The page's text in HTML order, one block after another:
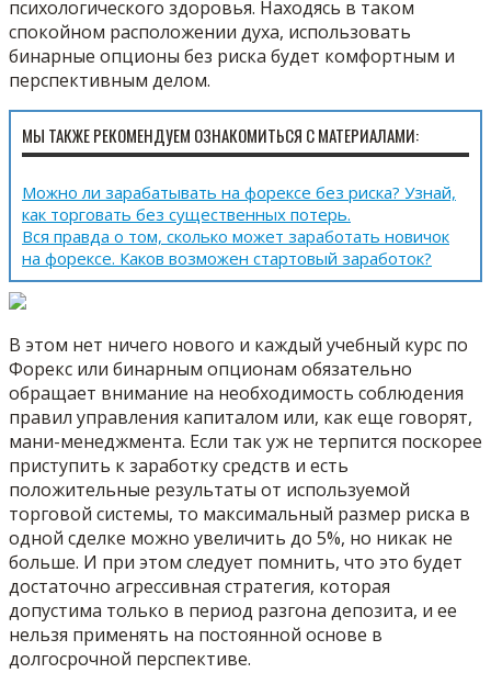
психологического здоровья. Находясь в таком
спокойном расположении духа, использовать
бинарные опционы без риска будет комфортным и
перспективным делом.
МЫ ТАКЖЕ РЕКОМЕНДУЕМ ОЗНАКОМИТЬСЯ С МАТЕРИАЛАМИ:
Можно ли зарабатывать на форексе без риска? Узнай,
как торговать без существенных потерь.
Вся правда о том, сколько может заработать новичок
на форексе. Каков возможен стартовый заработок?
В этом нет ничего нового и каждый учебный курс по
Форекс или бинарным опционам обязательно
обращает внимание на необходимость соблюдения
правил управления капиталом или, как еще говорят,
мани-менеджмента. Если так уж не терпится поскорее
приступить к заработку средств и есть
положительные результаты от используемой
торговой системы, то максимальный размер риска в
одной сделке можно увеличить до 5%, но никак не
больше. И при этом следует помнить, что это будет
достаточно агрессивная стратегия, которая
допустима только в период разгона депозита, и ее
нельзя применять на постоянной основе в
долгосрочной перспективе.